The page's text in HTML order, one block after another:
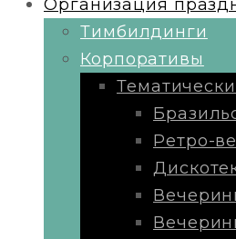
Организация
Тимбилдинги
Корпоративы
Ретро-